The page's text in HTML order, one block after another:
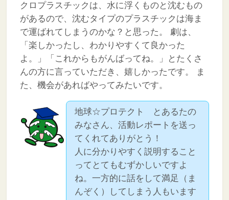
クロプラスチックは、水に浮くものと沈むもの
があるので、沈むタイプのプラスチックは海ま
で運ばれてしまうのかな？と思った。
劇は、
「楽しかったし、わかりやすくて良かった
よ。」「これからもがんばってね。」とたくさ
んの方に言っていただき、嬉しかったです。
ま
た、機会があればやってみたいです。
地球☆プロテクト とあるたの
みなさん、活動レポートを送っ
てくれてありがとう！
人に分かりやすく説明すること
ってとてもむずかしいですよ
ね。一方的に話をして満足（ま
んぞく）してしまう人もいます